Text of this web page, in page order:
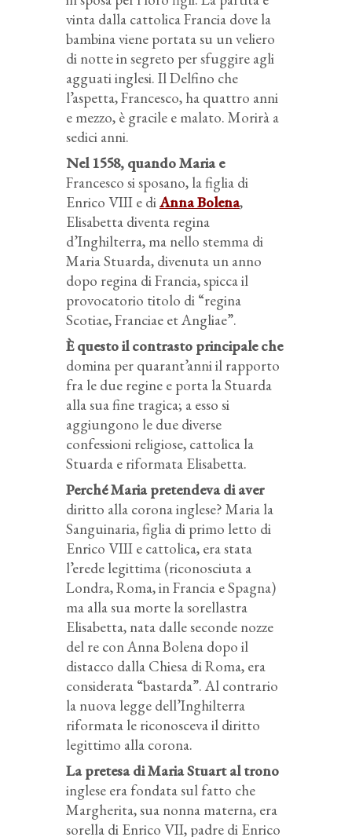
vinta dalla cattolica Francia dove la
bambina viene portata su un veliero
di notte in segreto per sfuggire agli
agguati inglesi. Il Delfino che
l’aspetta, Francesco, ha quattro anni
e mezzo, è gracile e malato. Morirà a
sedici anni.
Nel 1558, quando Maria e
Francesco si sposano, la figlia di
Enrico VIII e diAnna Bolena,
Elisabetta diventa regina
d’Inghilterra, ma nello stemma di
Maria Stuarda, divenuta un anno
dopo regina di Francia, spicca il
provocatorio titolo di “regina
Scotiae, Franciae et Angliae”.
È questo il contrasto principale che
domina per quarant’anni il rapporto
fra le due regine e porta la Stuarda
alla sua fine tragica; a esso si
aggiungono le due diverse
confessioni religiose, cattolica la
Stuarda e riformata Elisabetta.
Perché Maria pretendeva di aver
diritto alla corona inglese? Maria la
Sanguinaria, figlia di primo letto di
Enrico VIII e cattolica, era stata
l’erede legittima (riconosciuta a
Londra, Roma, in Francia e Spagna)
ma alla sua morte la sorellastra
Elisabetta, nata dalle seconde nozze
del re con Anna Bolena dopo il
distacco dalla Chiesa di Roma, era
considerata “bastarda”. Al contrario
la nuova legge dell’Inghilterra
riformata le riconosceva il diritto
legittimo alla corona.
La pretesa di Maria Stuart al trono
inglese era fondata sul fatto che
Margherita, sua nonna materna, era
sorella di Enrico VII, padre di Enrico